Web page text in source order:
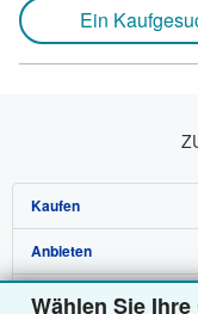
Wählen Sie
Ein
Kaufen
Detailsuche
Sammlungen
Anbieten
Verkäufer werden
Über uns